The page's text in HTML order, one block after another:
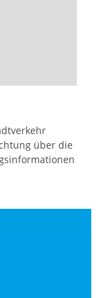
über die